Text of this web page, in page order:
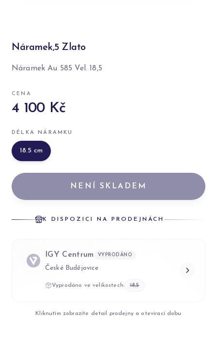
Náramek,5 Zlato
Náramek Au 585 Vel. 18,5
CENA
4 100 Kč
DÉLKA NÁRAMKU
18.5 cm
NENÍ SKLADEM
K DISPOZICI NA PRODEJNÁCH
IGY Centrum VYPRODÁNO
České Budějovice
Vyprodáno ve velikostech: 18,5
Kliknutím zobrazíte detail prodejny a otevírací dobu